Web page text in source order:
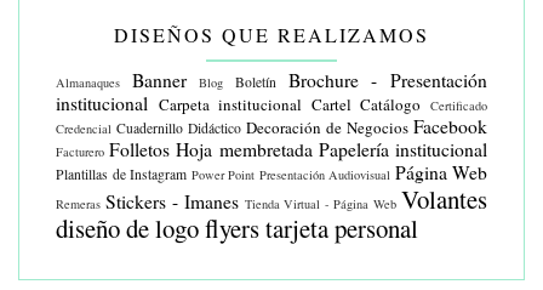
DISEÑOS QUE REALIZAMOS
Almanaques Banner Blog Boletín
Brochure - Presentación
institucional Carpeta institucional Cartel Catálogo
Certificado
Credencial Cuadernillo Didáctico Decoración de Negocios Facebook
Facturero Folletos Hoja membretada Papelería institucional
Plantillas de Instagram Power Point Presentación Audiovisual Página Web
Remeras Stickers - Imanes Tienda Virtual - Página Web Volantes
diseño de logoflyerstarjeta personal